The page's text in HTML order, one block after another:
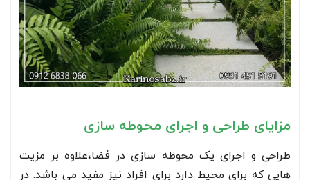
مزایای طراحی و اجرای محوطه سازی
طراحی و اجرای یک محوطه سازی در فضا،علاوه بر مزیت
هایی که برای محیط دارد برای افراد نیز مفید می باشد. در